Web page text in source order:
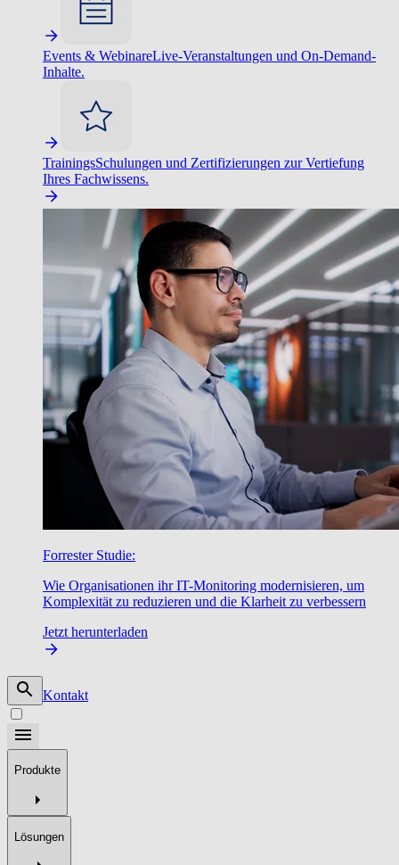
Events & WebinareLive-Veranstaltungen und On-Demand-
Inhalte.
TrainingsSchulungen und Zertifizierungen zur Vertiefung
Ihres Fachwissens.
Forrester Studie:
Wie Organisationen ihr IT-Monitoring modernisieren, um
Komplexität zu reduzieren und die Klarheit zu verbessern
Jetzt herunterladen
Kontakt
Produkte
Lösungen